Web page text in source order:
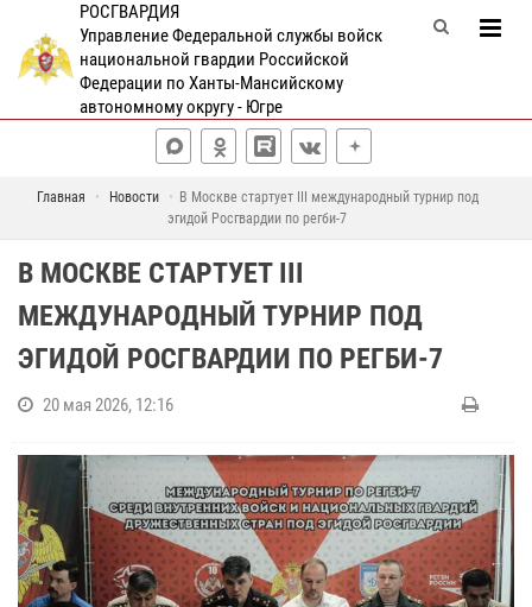
РОСГВАРДИЯ
Управление Федеральной службы войск
национальной гвардии Российской
Федерации по Ханты-Мансийскому
автономному округу - Югре
Главная Новости
В Москве стартует III международный турнир под
эгидой Росгвардии по регби-7
В МОСКВЕ СТАРТУЕТ III
МЕЖДУНАРОДНЫЙ ТУРНИР ПОД
ЭГИДОЙ РОСГВАРДИИ ПО РЕГБИ-7
20 мая 2026, 12:16